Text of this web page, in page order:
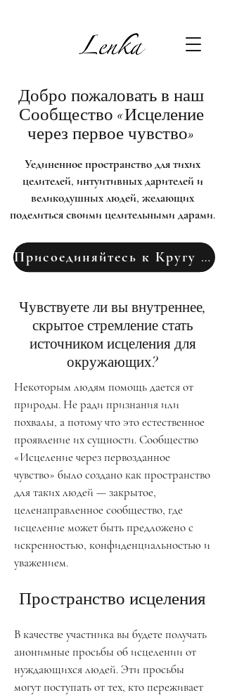
Добро пожаловать в наш
Сообщество «Исцеление
через первое чувство»
Уединенное пространство для тихих
целителей, интуитивных дарителей и
великодушных людей, желающих
поделиться своими целительными дарами.
Присоединяйтесь к Кругу Целителей
Чувствуете ли вы внутреннее,
скрытое стремление стать
источником исцеления для
окружающих?
Некоторым людям помощь дается от
природы. Не ради признания или
похвалы, а потому что это естественное
проявление их сущности. Сообщество
«Исцеление через первозданное
чувство» было создано как пространство
для таких людей — закрытое,
целенаправленное сообщество, где
исцеление может быть предложено с
искренностью, конфиденциальностью и
уважением.
Пространство исцеления
В качестве участника вы будете получать
анонимные просьбы об исцелении от
нуждающихся людей. Эти просьбы
могут поступать от тех, кто переживает